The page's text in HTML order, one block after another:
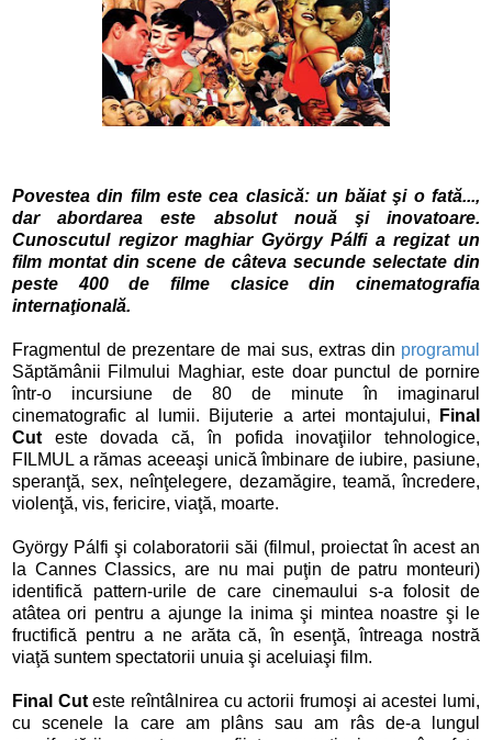
Povestea din film este cea clasică: un băiat şi o fată...,
dar abordarea este absolut nouă şi inovatoare.
Cunoscutul regizor maghiar György Pálfi a regizat un
film montat din scene de câteva secunde selectate din
peste 400 de filme clasice din cinematografia
internaţională.
Fragmentul de prezentare de mai sus, extras din programul
Săptămânii Filmului Maghiar, este doar punctul de pornire
într-o incursiune de 80 de minute în imaginarul
cinematografic al lumii. Bijuterie a artei montajului,
Final
Cut este dovada că, în pofida inovaţiilor tehnologice,
FILMUL a rămas aceeaşi unică îmbinare de iubire, pasiune,
speranţă, sex, neînţelegere, dezamăgire, teamă, încredere,
violenţă, vis, fericire, viaţă, moarte.
György Pálfi şi colaboratorii săi (filmul, proiectat în acest an
la Cannes Classics, are nu mai puţin de patru monteuri)
identifică pattern-urile de care cinemaului s-a folosit de
atâtea ori pentru a ajunge la inima şi mintea noastre şi le
fructifică pentru a ne arăta că, în esenţă, întreaga nostră
viaţă suntem spectatorii unuia şi aceluiaşi film.
Final Cuteste reîntâlnirea cu actorii frumoşi ai acestei lumi,
cu scenele la care am plâns sau am râs de-a lungul